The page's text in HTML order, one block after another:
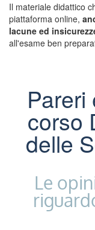
Il materiale didattico
piattaforma online,
lacune ed
all'esame ben
Pareri
corso
delle
Le